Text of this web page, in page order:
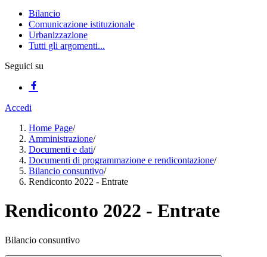
Bilancio
Comunicazione istituzionale
Urbanizzazione
Tutti gli argomenti...
Seguici su
Accedi
Home Page/
Amministrazione/
Documenti e dati/
Documenti di programmazione e rendicontazione/
Bilancio consuntivo/
Rendiconto 2022 - Entrate
Rendiconto 2022 - Entrate
Bilancio consuntivo